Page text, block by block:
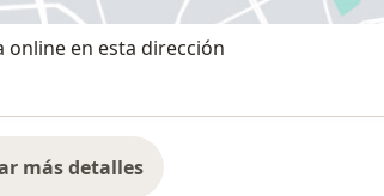
online en esta dirección
más detalles
sobre la dirección